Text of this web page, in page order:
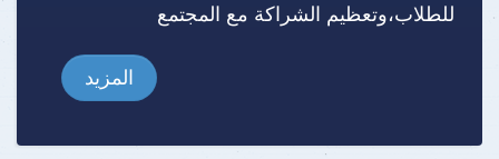
للطلاب،وتعظيم الشراكة مع المجتمع
المزيد